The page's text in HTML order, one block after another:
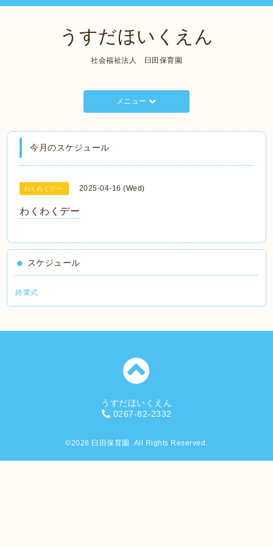
うすだほいくえん
社会福祉法人 臼田保育園
メニュー
今月のスケジュール
わくわくデー 2025-04-16 (Wed)
わくわくデー
スケジュール
終業式
うすだほいくえん
0267-82-2332
©2026 臼田保育園 . All Rights Reserved.